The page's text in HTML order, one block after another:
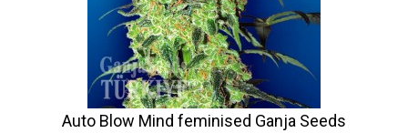
Auto Blow Mind feminised Ganja Seeds